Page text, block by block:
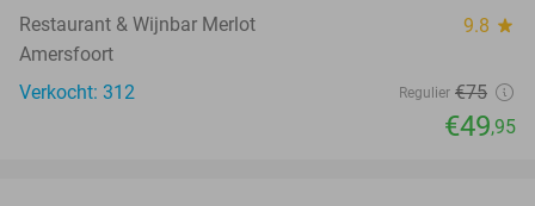
Restaurant & Wijnbar Merlot 9.8 star
Amersfoort
Verkocht: 312
Regulier €75
€49,95